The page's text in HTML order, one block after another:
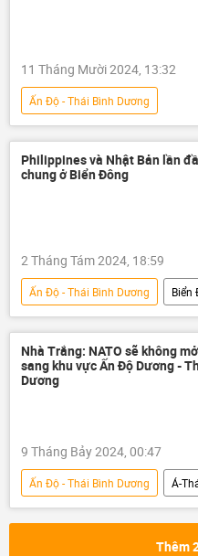
11 Tháng Mười 2024, 13:32
Ấn Độ - Thái Bình Dương
Hội nghị Cấp cao ASEAN lần thứ
ASEAN
Thế giới
tuyên bố chung
Philippines và Nhật Bản lần
chung ở Biển Đông
2 Tháng Tám 2024, 18:59
Ấn Độ - Thái Bình Dương
Biển
Philippines
Nhật Bản
cuộc tập trận
Thế giới
Quân sự
Nhà Trắng: NATO sẽ không
sang khu vực Ấn Độ Dương -
Dương
9 Tháng Bảy 2024, 00:47
Ấn Độ - Thái Bình Dương
Á-
NATO
Thế giới
Thêm